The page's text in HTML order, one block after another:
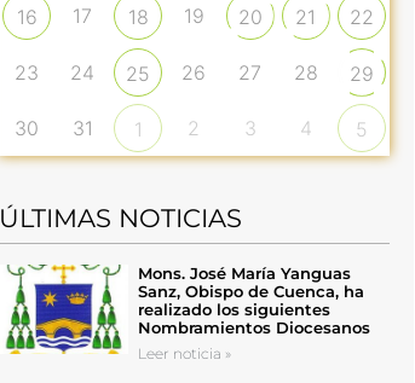
16 17 18 19 20 21 22
23 24 25 26 27 28 29
30 31 1 2 3 4 5
ÚLTIMAS NOTICIAS
Mons. José María Yanguas
Sanz, Obispo de Cuenca, ha
realizado los siguientes
Nombramientos Diocesanos
Leer noticia »